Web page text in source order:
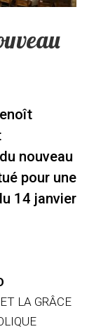
nouveau
pour une
14 janvier
LA GRÂCE